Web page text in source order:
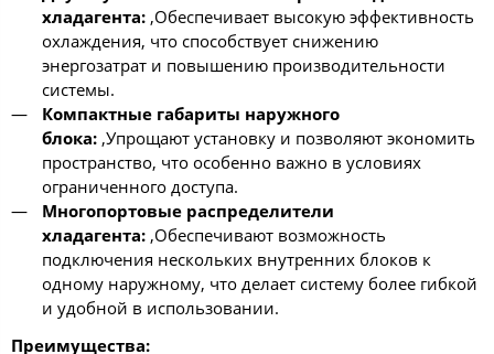
хладагента:,Обеспечивает высокую эффективность
охлаждения, что способствует снижению
энергозатрат и повышению производительности
системы.
Компактные габариты наружного
блока:,Упрощают установку и позволяют экономить
пространство, что особенно важно в условиях
ограниченного доступа.
Многопортовые распределители
хладагента:,Обеспечивают возможность
подключения нескольких внутренних блоков к
одному наружному, что делает систему более гибкой
и удобной в использовании.
Преимущества: